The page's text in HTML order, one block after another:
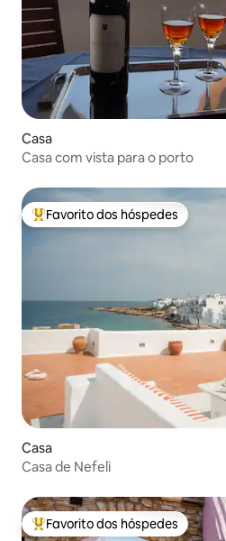
Casa
Casa com vista para o porto
Favoritos dos hóspedes mais
Favorito dos hóspedes
Casa
Casa de Nefeli
Favoritos dos hóspedes mais
Favorito dos hóspedes